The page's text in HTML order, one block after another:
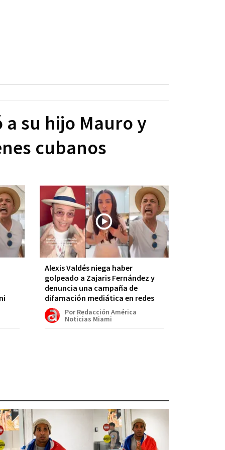
a su hijo Mauro y
cubanos
Alexis Valdés niega haber
golpeado a Zajaris Fernández y
denuncia una campaña de
difamación mediática en redes
Por Redacción América
Noticias Miami